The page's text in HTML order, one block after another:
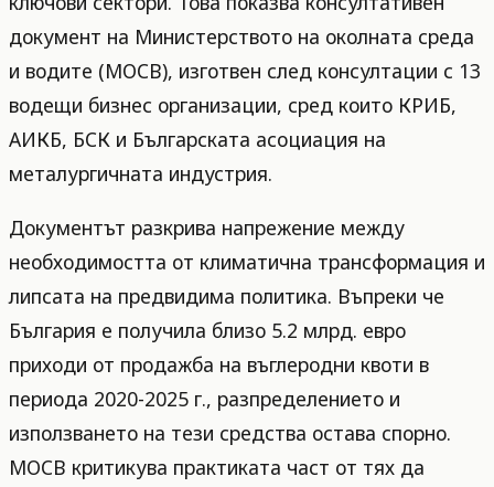
документ на Министерството на околната среда
и водите (МОСВ), изготвен след консултации с 13
водещи бизнес организации, сред които КРИБ,
АИКБ, БСК и Българската асоциация на
металургичната индустрия.
Документът разкрива напрежение между
необходимостта от климатична трансформация и
липсата на предвидима политика. Въпреки че
България е получила близо 5.2 млрд. евро
приходи от продажба на въглеродни квоти в
периода 2020-2025 г., разпределението и
използването на тези средства остава спорно.
МОСВ критикува практиката част от тях да